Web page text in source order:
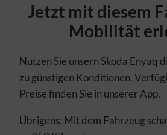
Jetzt mit diesem
Mobilität
Nutzen Sie unsern Skoda Enyaq
zu günstigen Konditionen.
Preise finden Sie in unserer App.
Übrigens: Mit dem Fahrzeug